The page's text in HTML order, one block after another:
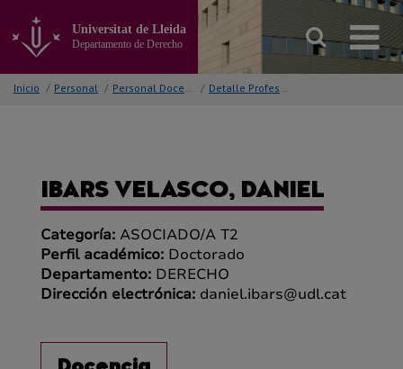
contenido
principal
Universitat de Lleida
Departamento de Derecho
Inicio / Personal / Personal Docente / Detalle Profesor/a